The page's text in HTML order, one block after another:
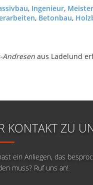
, Ingenieur,
, Betonbau,
Andresen aus Ladelund
KONTAKT ZU
ein Anliegen, das
muss? Ruf uns an!